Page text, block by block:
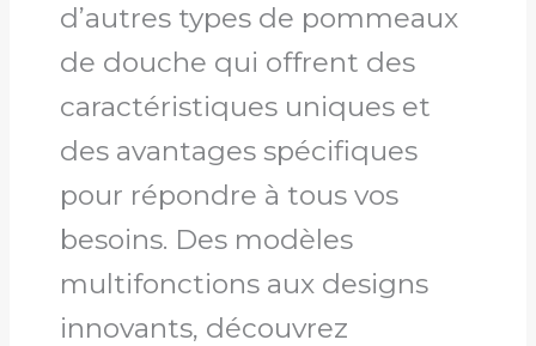
d’autres types de pommeaux
de douche qui offrent des
caractéristiques uniques et
des avantages spécifiques
pour répondre à tous vos
besoins. Des modèles
multifonctions aux designs
innovants, découvrez